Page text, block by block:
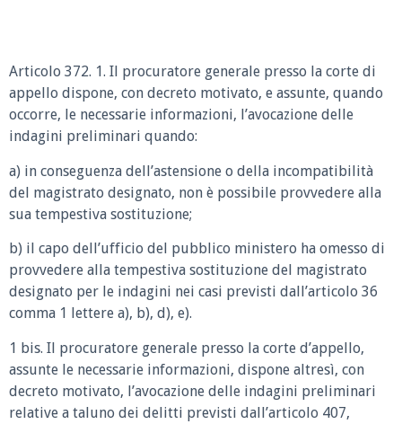
Articolo 372. 1. Il procuratore generale presso la corte di
appello dispone, con decreto motivato, e assunte, quando
occorre, le necessarie informazioni, l’avocazione delle
indagini preliminari quando:
a) in conseguenza dell’astensione o della incompatibilità
del magistrato designato, non è possibile provvedere alla
sua tempestiva sostituzione;
b) il capo dell’ufficio del pubblico ministero ha omesso di
provvedere alla tempestiva sostituzione del magistrato
designato per le indagini nei casi previsti dall’articolo 36
comma 1 lettere a), b), d), e).
1 bis. Il procuratore generale presso la corte d’appello,
assunte le necessarie informazioni, dispone altresì, con
decreto motivato, l’avocazione delle indagini preliminari
relative a taluno dei delitti previsti dall’articolo 407,